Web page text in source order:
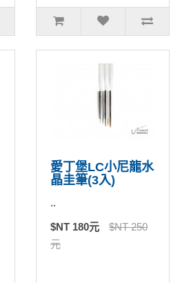
愛丁堡LC小尼龍水
晶圭筆(3入)
..
$NT 180元
$NT 250
元